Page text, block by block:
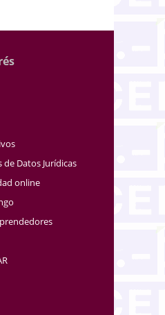
de Datos Jurídicas
online